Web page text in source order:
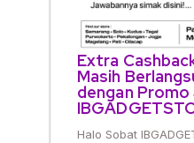
Extra
Masih
dengan Promo
Halo Sobat